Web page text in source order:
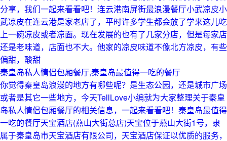
分享，我们一起来看看吧！连云港南屏街最浪漫餐厅小武凉皮小
武凉皮在连云港是家老店了，平时许多学生都会放了学来这儿吃
上一碗凉皮或者凉面。现在发展的也有了几家分店，但是每家店
还是老味道，店面也不大。他家的凉皮味道不像北方凉皮，有些
偏甜，酸甜
秦皇岛私人情侣包厢餐厅,秦皇岛最值得一吃的餐厅
你觉得秦皇岛浪漫的地方有哪些呢？是生态公园，还是城市广场
或者是其它一些地方，今天TellLove小编就为大家整理关于秦皇
岛私人情侣包厢餐厅的相关信息，一起来看看吧！秦皇岛最值得
一吃的餐厅天宝酒店(燕山大街总店)天宝位于燕山大街1号，隶
属于秦皇岛市天宝酒店有限公司，天宝酒店保证以优质的服务，